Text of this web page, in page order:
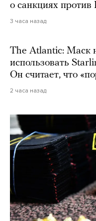
о санкциях против
3 часа назад
The Atlantic: Маск
использовать
Он считает, что
2 часа назад